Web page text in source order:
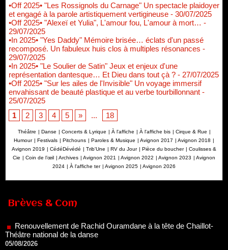
•Off 2025• "Les Rossignols du Carnage" Un spectacle plaidoyer
et engagé à la parole artistiquement vertigineuse - 30/07/2025
•Off 2025• "Alexeï et Yulia", L'amour fou, L'amour à mort… -
29/07/2025
•In 2025• "Yes Daddy" Mémoire brisée… éclats d'un passé
recomposé. Un fabuleux huis clos à multiples résonances -
29/07/2025
•In 2025• "Le Soulier de Satin" Jeux et enjeux d'une
représentation dantesque… Et Dieu dans tout çà ? - 27/07/2025
•Off 2025• "Sur les ailes de l'Invisible" Un voyage immersif
envahissant de beauté plastique et au verbe tourbillonnant -
25/07/2025
1
2 3 4 5 » ... 18
Théâtre | Danse | Concerts & Lyrique | À l'affiche | À l'affiche bis | Cirque & Rue |
Humour | Festivals | Pitchouns | Paroles & Musique | Avignon 2017 | Avignon 2018 |
Avignon 2019 | CédéDévédé | Trib'Une | RV du Jour | Pièce du boucher | Coulisses &
Cie | Coin de l’œil | Archives | Avignon 2021 | Avignon 2022 | Avignon 2023 | Avignon
2024 | À l'affiche ter | Avignon 2025 | Avignon 2026
Brèves & Com
Théâtre national de la danse
Nomination de Jérôme Montchal à la direction du Phénix,
Scène nationale de Valenciennes Métropole
22/07/2026